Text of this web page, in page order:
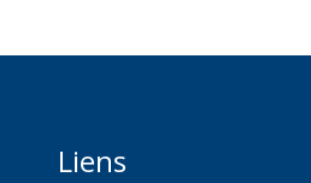
Liens